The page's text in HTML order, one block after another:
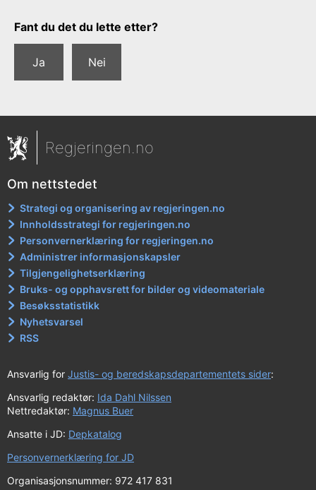
Tilbakemeldingsskjema
Fant du det du lette etter?
Ja Nei
Regjeringen.no
Om nettstedet
Strategi og organisering av regjeringen.no
Innholdsstrategi for regjeringen.no
Personvernerklæring for regjeringen.no
Administrer informasjonskapsler
Tilgjengelighetserklæring
Bruks- og opphavsrett for bilder og videomateriale
Besøksstatistikk
Nyhetsvarsel
RSS
Ansvarlig for Justis- og beredskapsdepartementets sider:
Ansvarlig redaktør: Ida Dahl Nilssen
Nettredaktør: Magnus Buer
Ansatte i JD: Depkatalog
Personvernerklæring for JD
Organisasjonsnummer: 972 417 831